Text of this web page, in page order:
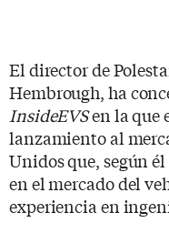
El director de
Hembrough, ha
InsideEVSen la que
lanzamiento al
Unidos que, según
en el mercado del
experiencia en